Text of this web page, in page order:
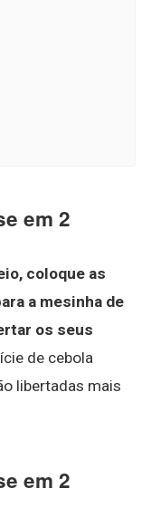
em 2
coloque as
a mesinha de
os seus
de cebola
libertadas mais
em 2